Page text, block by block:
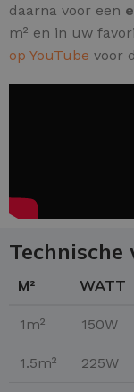
daarna voor een
m² en in uw
op YouTube voor
Technische
M² WATT
1m² 150W
1.5m² 225W